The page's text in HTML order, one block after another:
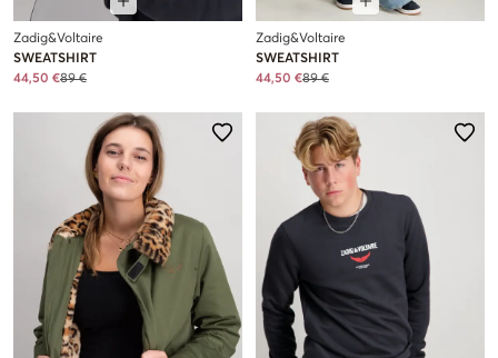
Zadig&Voltaire
SWEATSHIRT
44,50 €89 €
Zadig&Voltaire
SWEATSHIRT
44,50 €89 €